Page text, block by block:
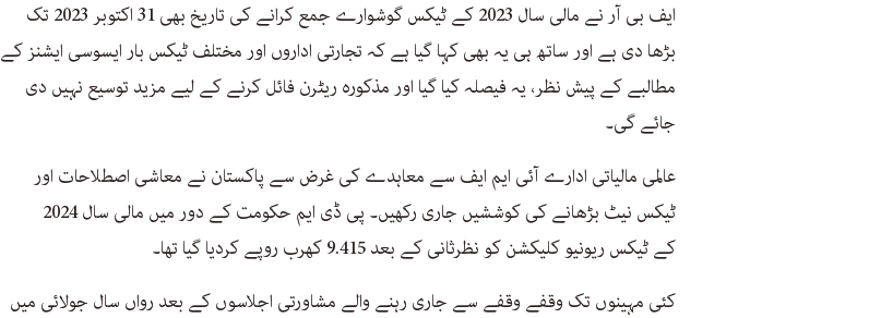
ایف بی آر نے مالی سال 2023 کے ٹیکس گوشوارے جمع کرانے کی تاریخ بھی 31 اکتوبر 2023 تک
بڑھا دی ہے اور ساتھ ہی یہ بھی کہا گیا ہے کہ تجارتی اداروں اور مختلف ٹیکس بار ایسوسی ایشنز کے
مطالبے کے پیش نظر، یہ فیصلہ کیا گیا اور مذکورہ ریٹرن فائل کرنے کے لیے مزید توسیع نہیں دی
جائے گی۔
عالمی مالیاتی ادارے آئی ایم ایف سے معاہدے کی غرض سے پاکستان نے معاشی اصطلاحات اور
ٹیکس نیٹ بڑھانے کی کوششیں جاری رکھیں۔ پی ڈی ایم حکومت کے دور میں مالی سال 2024
کے ٹیکس ریونیو کلیکشن کو نظرثانی کے بعد 9.415 کھرب روپے کردیا گیا تھا۔
کئی مہینوں تک وقفے وقفے سے جاری رہنے والے مشاورتی اجلاسوں کے بعد رواں سال جولائی میں